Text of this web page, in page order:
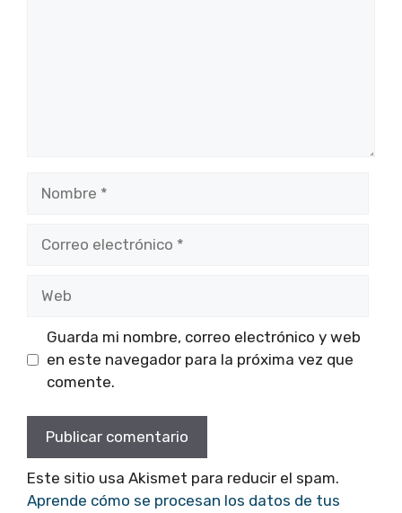
electrónico
Guarda mi nombre, correo electrónico y web
en este navegador para la próxima vez que
comente.
Este sitio usa Akismet para reducir el spam.
Aprende cómo se procesan los datos de tus